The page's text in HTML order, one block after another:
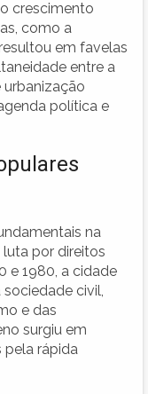
crescimento
como a
em favelas
entre a
urbanização
política e
na
por direitos
e 1980, a cidade
civil,
e das
surgiu em
pela rápida